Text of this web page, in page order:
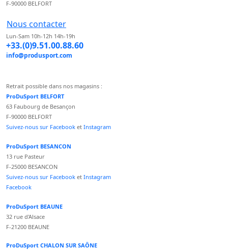
F-90000 BELFORT
Nous contacter
Lun-Sam 10h-12h 14h-19h
+33.(0)9.51.00.88.60
info@produsport.com
Retrait possible dans nos magasins :
ProDuSport BELFORT
63 Faubourg de Besançon
F-90000 BELFORT
Suivez-nous sur Facebook et Instagram
ProDuSport BESANCON
13 rue Pasteur
F-25000 BESANCON
Suivez-nous sur Facebook et Instagram
Facebook
ProDuSport BEAUNE
32 rue d'Alsace
F-21200 BEAUNE
ProDuSport CHALON SUR SAÔNE